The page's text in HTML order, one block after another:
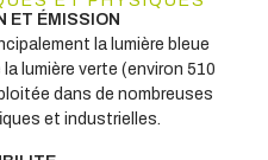
ET ÉMISSION
la lumière bleue
lumière verte (environ 510
dans de nombreuses
et industrielles.